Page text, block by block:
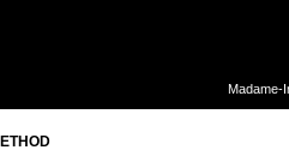
Madame-